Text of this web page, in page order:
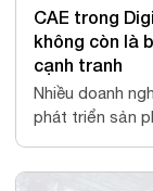
CAE trong
không còn là
cạnh tranh
Nhiều doanh
phát triển sản